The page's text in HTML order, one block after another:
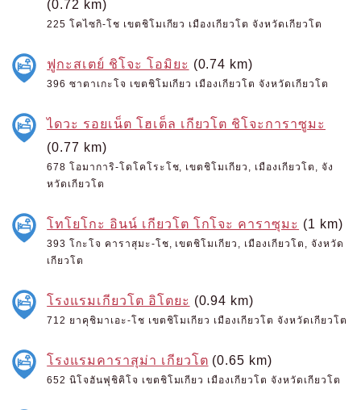
(0.72 km)
225 โคไซกิ-โช เขตชิโมเกียว เมืองเกียวโต จังหวัดเกียวโต
ฟูกะสเตย์ ชิโจะ โอมิยะ (0.74 km)
396 ซาตาเกะโจ เขตชิโมเกียว เมืองเกียวโต จังหวัดเกียวโต
ไดวะ รอยเน็ต โฮเต็ล เกียวโต ชิโจะการาซูมะ
(0.77 km)
678 โอมาการิ-โดโคโระโช, เขตชิโมเกียว, เมืองเกียวโต, จัง
หวัดเกียวโต
โทโยโกะ อินน์ เกียวโต โกโจะ คาราซุมะ (1 km)
393 โกะโจ คาราสุมะ-โช, เขตชิโมเกียว, เมืองเกียวโต, จังหวัด
เกียวโต
โรงแรมเกียวโต อิโตยะ (0.94 km)
712 ยาคุชิมาเอะ-โช เขตชิโมเกียว เมืองเกียวโต จังหวัดเกียวโต
โรงแรมคาราสุม่า เกียวโต (0.65 km)
652 นิโจฮันฟุชิคิโจ เขตชิโมเกียว เมืองเกียวโต จังหวัดเกียวโต